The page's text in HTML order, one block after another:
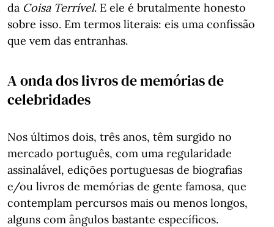
da Coisa Terrível. E ele é brutalmente honesto
sobre isso. Em termos literais: eis uma confissão
que vem das entranhas.
A onda dos livros de memórias de
celebridades
Nos últimos dois, três anos, têm surgido no
mercado português, com uma regularidade
assinalável, edições portuguesas de biografias
e/ou livros de memórias de gente famosa, que
contemplam percursos mais ou menos longos,
alguns com ângulos bastante específicos.